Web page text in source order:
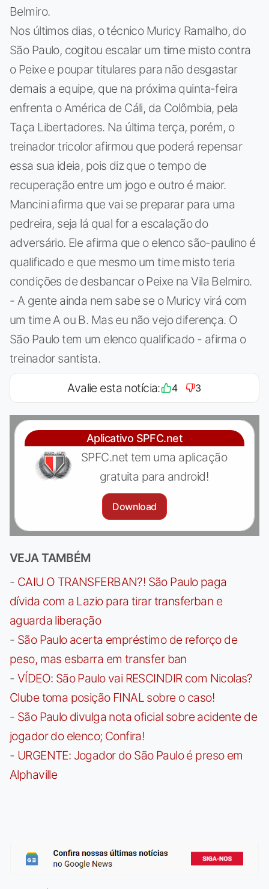
Belmiro.
Nos últimos dias, o técnico Muricy Ramalho, do
São Paulo, cogitou escalar um time misto contra
o Peixe e poupar titulares para não desgastar
demais a equipe, que na próxima quinta-feira
enfrenta o América de Cáli, da Colômbia, pela
Taça Libertadores. Na última terça, porém, o
treinador tricolor afirmou que poderá repensar
essa sua ideia, pois diz que o tempo de
recuperação entre um jogo e outro é maior.
Mancini afirma que vai se preparar para uma
pedreira, seja lá qual for a escalação do
adversário. Ele afirma que o elenco são-paulino é
qualificado e que mesmo um time misto teria
condições de desbancar o Peixe na Vila Belmiro.
- A gente ainda nem sabe se o Muricy virá com
um time A ou B. Mas eu não vejo diferença. O
São Paulo tem um elenco qualificado - afirma o
treinador santista.
Avalie esta notícia: 4 3
Aplicativo SPFC.net
SPFC.net tem uma aplicação
gratuita para android!
Download
VEJA TAMBÉM
- CAIU O TRANSFERBAN?! São Paulo paga
dívida com a Lazio para tirar transferban e
aguarda liberação
- São Paulo acerta empréstimo de reforço de
peso, mas esbarra em transfer ban
- VÍDEO: São Paulo vai RESCINDIR com Nicolas?
Clube toma posição FINAL sobre o caso!
- São Paulo divulga nota oficial sobre acidente de
jogador do elenco; Confira!
- URGENTE: Jogador do São Paulo é preso em
Alphaville